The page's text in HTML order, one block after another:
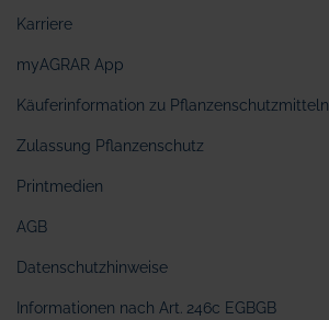
Karriere
myAGRAR App
Käuferinformation zu Pflanzenschutzmitteln
Zulassung Pflanzenschutz
Printmedien
AGB
Datenschutzhinweise
Informationen nach Art. 246c EGBGB